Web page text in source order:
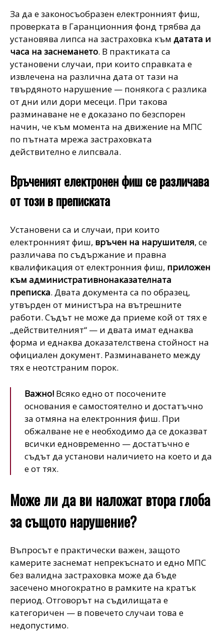
За да е законосъобразен електронният фиш,
проверката в Гаранционния фонд трябва да
установява липса на застраховка към датата и
часа на заснемането. В практиката са
установени случаи, при които справката е
извлечена на различна дата от тази на
твърдяното нарушение — понякога с разлика
от дни или дори месеци. При такова
разминаване не е доказано по безспорен
начин, че към момента на движение на МПС
по пътната мрежа застраховката
действително е липсвала.
Връченият електронен фиш се различава
от този в преписката
Установени са и случаи, при които
електронният фиш, връчен на нарушителя, се
различава по съдържание и правна
квалификация от електронния фиш, приложен
към административнонаказателната
преписка. Двата документа са по образец,
утвърден от министъра на вътрешните
работи. Съдът не може да приеме кой от тях е
„действителният“ — и двата имат еднаква
форма и еднаква доказателствена стойност на
официален документ. Разминаването между
тях е неотстраним порок.
Важно! Всяко едно от посочените
основания е самостоятелно и достатъчно
за отмяна на електронния фиш. При
обжалване не е необходимо да се доказват
всички едновременно — достатъчно е
съдът да установи наличието на което и да
е от тях.
Може ли да ви наложат втора глоба
за същото нарушение?
Въпросът е практически важен, защото
камерите заснемат непрекъснато и едно МПС
без валидна застраховка може да бъде
засечено многократно в рамките на кратък
период. Отговорът на съдилищата е
категоричен — в повечето случаи това е
недопустимо.